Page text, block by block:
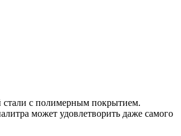
стали с полимерным покрытием.
может удовлетворить даже самого